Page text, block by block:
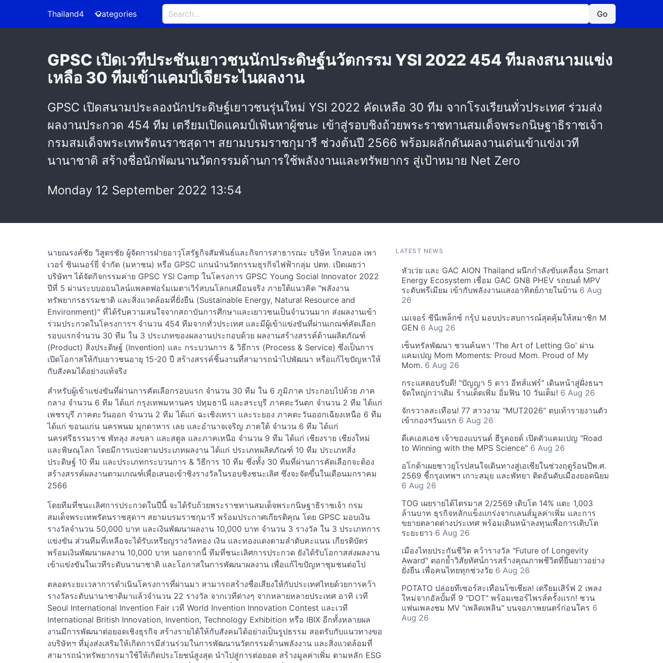
Thailand4 Categories Go
GPSC เปิดเวทีประชันเยาวชนนักประดิษฐ์นวัตกรรม YSI 2022 454 ทีมลงสนามแข่ง
เหลือ 30 ทีมเข้าแคมป์เจียระไนผลงาน
GPSC เปิดสนามประลองนักประดิษฐ์เยาวชนรุ่นใหม่ YSI 2022 คัดเหลือ 30 ทีม จากโรงเรียนทั่วประเทศ ร่วมส่ง
ผลงานประกวด 454 ทีม เตรียมเปิดแคมป์เฟ้นหาผู้ชนะ เข้าสู่รอบชิงถ้วยพระราชทานสมเด็จพระกนิษฐาธิราชเจ้า
กรมสมเด็จพระเทพรัตนราชสุดาฯ สยามบรมราชกุมารี ช่วงต้นปี 2566 พร้อมผลักดันผลงานเด่นเข้าแข่งเวที
นานาชาติ สร้างชื่อนักพัฒนานวัตกรรมด้านการใช้พลังงานและทรัพยากร สู่เป้าหมาย Net Zero
Monday 12 September 2022 13:54
นายณรงค์ชัย วิสูตรชัย ผู้จัดการฝ่ายอาวุโสรัฐกิจสัมพันธ์และกิจการสาธารณะ บริษัท โกลบอล เพา
เวอร์ ซินเนอร์ยี่ จำกัด (มหาชน) หรือ GPSC แกนนำนวัตกรรมธุรกิจไฟฟ้ากลุ่ม ปตท. เปิดเผยว่า
บริษัทฯ ได้จัดกิจกรรมค่าย GPSC YSI Camp ในโครงการ GPSC Young Social Innovator 2022
ปีที่ 5 ผ่านระบบออนไลน์แพลตฟอร์มเมตาเวิร์สบนโลกเสมือนจริง ภายใต้แนวคิด "พลังงาน
ทรัพยากรธรรมชาติ และสิ่งแวดล้อมที่ยั่งยืน (Sustainable Energy, Natural Resource and
Environment)" ที่ได้รับความสนใจจากสถาบันการศึกษาและเยาวชนเป็นจำนวนมาก ส่งผลงานเข้า
ร่วมประกวดในโครงการฯ จำนวน 454 ทีมจากทั่วประเทศ และมีผู้เข้าแข่งขันที่ผ่านเกณฑ์คัดเลือก
รอบแรกจำนวน 30 ทีม ใน 3 ประเภทของผลงานประกอบด้วย ผลงานสร้างสรรค์ด้านผลิตภัณฑ์
(Product) สิ่งประดิษฐ์ (Invention) และ กระบวนการ & วิธีการ (Process & Service) ซึ่งเป็นการ
เปิดโอกาสให้กับเยาวชนอายุ 15-20 ปี สร้างสรรค์ชิ้นงานที่สามารถนำไปพัฒนา หรือแก้ไขปัญหาให้
กับสังคมได้อย่างแท้จริง
สำหรับผู้เข้าแข่งขันที่ผ่านการคัดเลือกรอบแรก จำนวน 30 ทีม ใน 6 ภูมิภาค ประกอบไปด้วย ภาค
กลาง จำนวน 6 ทีม ได้แก่ กรุงเทพมหานคร ปทุมธานี และสระบุรี ภาคตะวันตก จำนวน 2 ทีม ได้แก่
เพชรบุรี ภาคตะวันออก จำนวน 2 ทีม ได้แก่ ฉะเชิงเทรา และระยอง ภาคตะวันออกเฉียงเหนือ 6 ทีม
ได้แก่ ขอนแก่น นครพนม มุกดาหาร เลย และอำนาจเจริญ ภาคใต้ จำนวน 6 ทีม ได้แก่
นครศรีธรรมราช พัทลุง สงขลา และสตูล และภาคเหนือ จำนวน 9 ทีม ได้แก่ เชียงราย เชียงใหม่
และพิษณุโลก โดยมีการแบ่งตามประเภทผลงาน ได้แก่ ประเภทผลิตภัณฑ์ 10 ทีม ประเภทสิ่ง
ประดิษฐ์ 10 ทีม และประเภทกระบวนการ & วิธีการ 10 ทีม ซึ่งทั้ง 30 ทีมที่ผ่านการคัดเลือกจะต้อง
สร้างสรรค์ผลงานตามเกณฑ์เพื่อเสนอเข้าชิงรางวัลในรอบชิงชนะเลิศ ซึ่งจะจัดขึ้นในเดือนมกราคม
2566
โดยทีมที่ชนะเลิศการประกวดในปีนี้ จะได้รับถ้วยพระราชทานสมเด็จพระกนิษฐาธิราชเจ้า กรม
สมเด็จพระเทพรัตนราชสุดาฯ สยามบรมราชกุมารี พร้อมประกาศเกียรติคุณ โดย GPSC มอบเงิน
รางวัลจำนวน 50,000 บาท และเงินพัฒนาผลงาน 10,000 บาท จำนวน 3 รางวัล ใน 3 ประเภทการ
แข่งขัน ส่วนทีมที่เหลือจะได้รับเหรียญรางวัลทอง เงิน และทองแดงตามลำดับคะแนน เกียรติบัตร
พร้อมเงินพัฒนาผลงาน 10,000 บาท นอกจากนี้ ทีมที่ชนะเลิศการประกวด ยังได้รับโอกาสส่งผลงาน
เข้าแข่งขันในเวทีระดับนานาชาติ และโอกาสในการพัฒนาผลงาน เพื่อแก้ไขปัญหาชุมชนต่อไป
ตลอดระยะเวลาการดำเนินโครงการที่ผ่านมา สามารถสร้างชื่อเสียงให้กับประเทศไทยด้วยการคว้า
รางวัลระดับนานาชาติมาแล้วจำนวน 22 รางวัล จากเวทีต่างๆ จากหลายหลายประเทศ อาทิ เวที
Seoul International Invention Fair เวที World Invention Innovation Contest และเวที
International British Innovation, Invention, Technology Exhibition หรือ IBIX อีกทั้งหลายผล
งานมีการพัฒนาต่อยอดเชิงธุรกิจ สร้างรายได้ให้กับสังคมได้อย่างเป็นรูปธรรม สอดรับกับแนวทางขอ
งบริษัทฯ ที่มุ่งส่งเสริมให้เกิดการมีส่วนร่วมในการพัฒนานวัตกรรมด้านพลังงาน และสิ่งแวดล้อมที่
สามารถนำทรัพยากรมาใช้ให้เกิดประโยชน์สูงสุด นำไปสู่การต่อยอด สร้างมูลค่าเพิ่ม ตามหลัก ESG
LATEST NEWS
หัวเว่ย และ GAC AION Thailand ผนึกกำลังขับเคลื่อน Smart
Energy Ecosystem เชื่อม GAC GN8 PHEV รถยนต์ MPV
ระดับพรีเมียม เข้ากับพลังงานแสงอาทิตย์ภายในบ้าน 6 Aug
26
เมเจอร์ ซีนีเพล็กซ์ กรุ้ป มอบประสบการณ์สุดคุ้มให้สมาชิก M
GEN 6 Aug 26
เซ็นทรัลพัฒนา ชวนค้นหา 'The Art of Letting Go' ผ่าน
แคมเปญ Mom Moments: Proud Mom. Proud of My
Mom. 6 Aug 26
กระแสตอบรับดี! "ปัญญา 5 ดาว อีทส์แฟร์" เดินหน้าสู่ฝั่งธนฯ
จัดใหญ่กว่าเดิม ร้านเด็ดเพิ่ม อิ่มฟิน 10 วันเต็ม! 6 Aug 26
จักรวาลสะเทือน! 77 สาวงาม "MUT2026" ตบเท้ารายงานตัว
เข้ากองฯวันแรก 6 Aug 26
ดีเคเอสเอช เจ้าของแบรนด์ ฮีรูดอยด์ เปิดตัวแคมเปญ "Road
to Winning with the MPS Science" 6 Aug 26
อโกด้าเผยชาวยุโรปสนใจเดินทางสู่เอเชียในช่วงฤดูร้อนปีพ.ศ.
2569 ชี้กรุงเทพฯ เกาะสมุย และพัทยา ติดอันดับเมืองยอดนิยม
6 Aug 26
TOG เผยรายได้ไตรมาส 2/2569 เติบโต 14% แตะ 1,003
ล้านบาท ธุรกิจหลักแข็งแกร่งจากเลนส์มูลค่าเพิ่ม และการ
ขยายตลาดต่างประเทศ พร้อมเดินหน้าลงทุนเพื่อการเติบโต
ระยะยาว 6 Aug 26
เมืองไทยประกันชีวิต คว้ารางวัล "Future of Longevity
Award" ตอกย้ำวิสัยทัศน์การสร้างคุณภาพชีวิตที่ยืนยาวอย่าง
ยั่งยืน เพื่อคนไทยทุกช่วงวัย 6 Aug 26
POTATO ปล่อยทีเซอร์สะเทือนโซเชียล! เตรียมเสิร์ฟ 2 เพลง
ใหม่จากอัลบั้มที่ 9 "DOT" พร้อมเซอร์ไพรส์ครั้งแรก! ชวน
แฟนเพลงชม MV "เพลิดเพลิน" บนจอภาพยนตร์ก่อนใคร 6
Aug 26